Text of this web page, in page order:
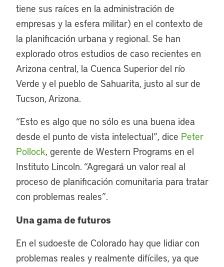
tiene sus raíces en la administración de
empresas y la esfera militar) en el contexto de
la planificación urbana y regional. Se han
explorado otros estudios de caso recientes en
Arizona central, la Cuenca Superior del río
Verde y el pueblo de Sahuarita, justo al sur de
Tucson, Arizona.
“Esto es algo que no sólo es una buena idea
desde el punto de vista intelectual”, dice Peter
Pollock, gerente de Western Programs en el
Instituto Lincoln. “Agregará un valor real al
proceso de planificación comunitaria para tratar
con problemas reales”.
Una gama de futuros
En el sudoeste de Colorado hay que lidiar con
problemas reales y realmente difíciles, ya que